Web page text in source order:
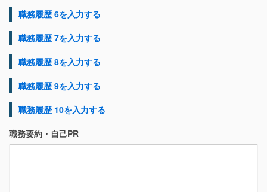
職務履歴 6を入力する
職務履歴 7を入力する
職務履歴 8を入力する
職務履歴 9を入力する
職務履歴 10を入力する
職務要約・自己PR